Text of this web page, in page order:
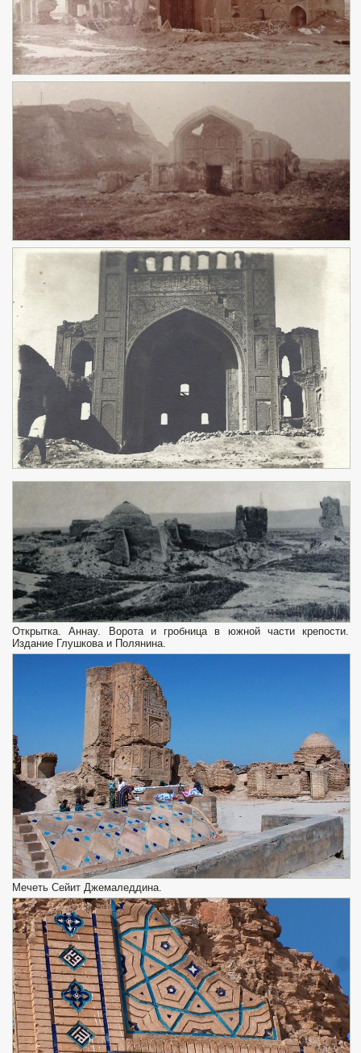
Открытка. Аннау. Ворота и гробница в южной части крепости.
Издание Глушкова и Полянина.
Мечеть Сейит Джемаледдина.